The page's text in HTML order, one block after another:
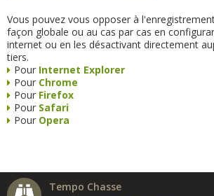
Vous pouvez vous opposer à
façon globale ou au cas par cas en
internet ou en les désactivant directement
tiers.
Pour Internet Explorer
Pour Chrome
Pour Firefox
Pour Safari
Pour Opera
Tempo Chasse